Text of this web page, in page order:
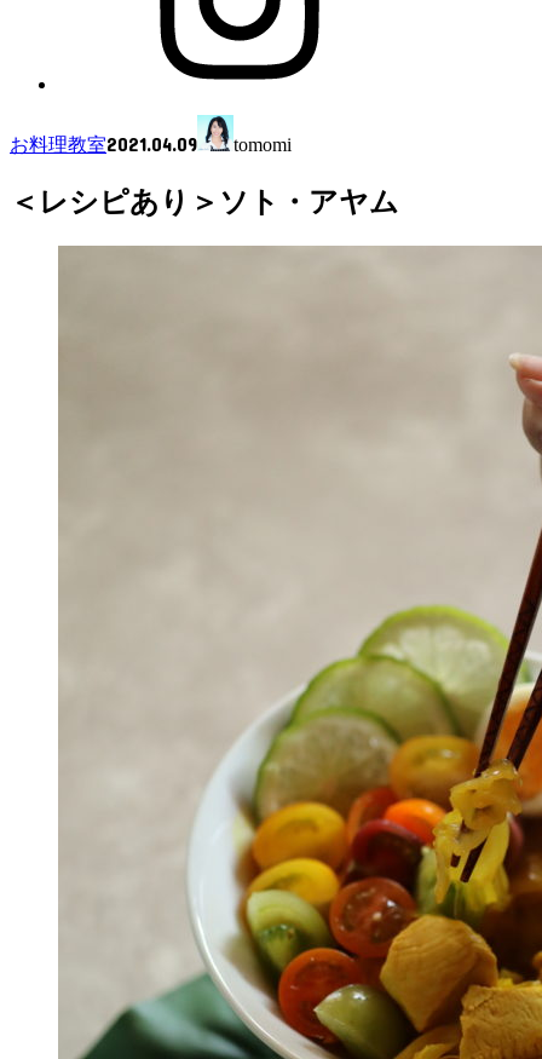
お料理教室2021.04.09 tomomi
＜レシピあり＞ソト・アヤム